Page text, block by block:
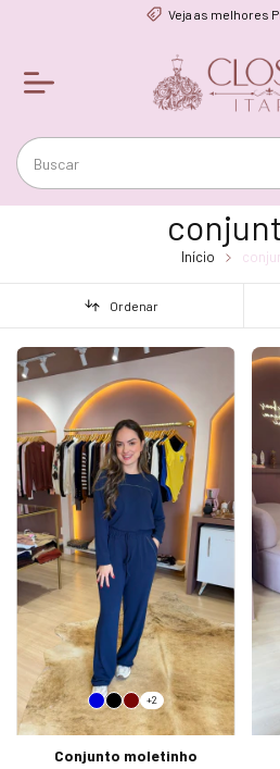
Veja as melhores
Início
Ordenar
+2
Conjunto moletinho